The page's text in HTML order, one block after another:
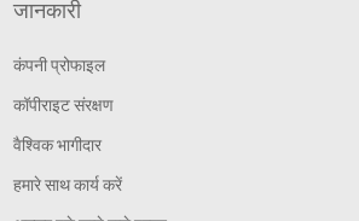
जानकारी
कंपनी प्रोफाइल
कॉपीराइट संरक्षण
वैश्विक भागीदार
हमारे साथ कार्य करें